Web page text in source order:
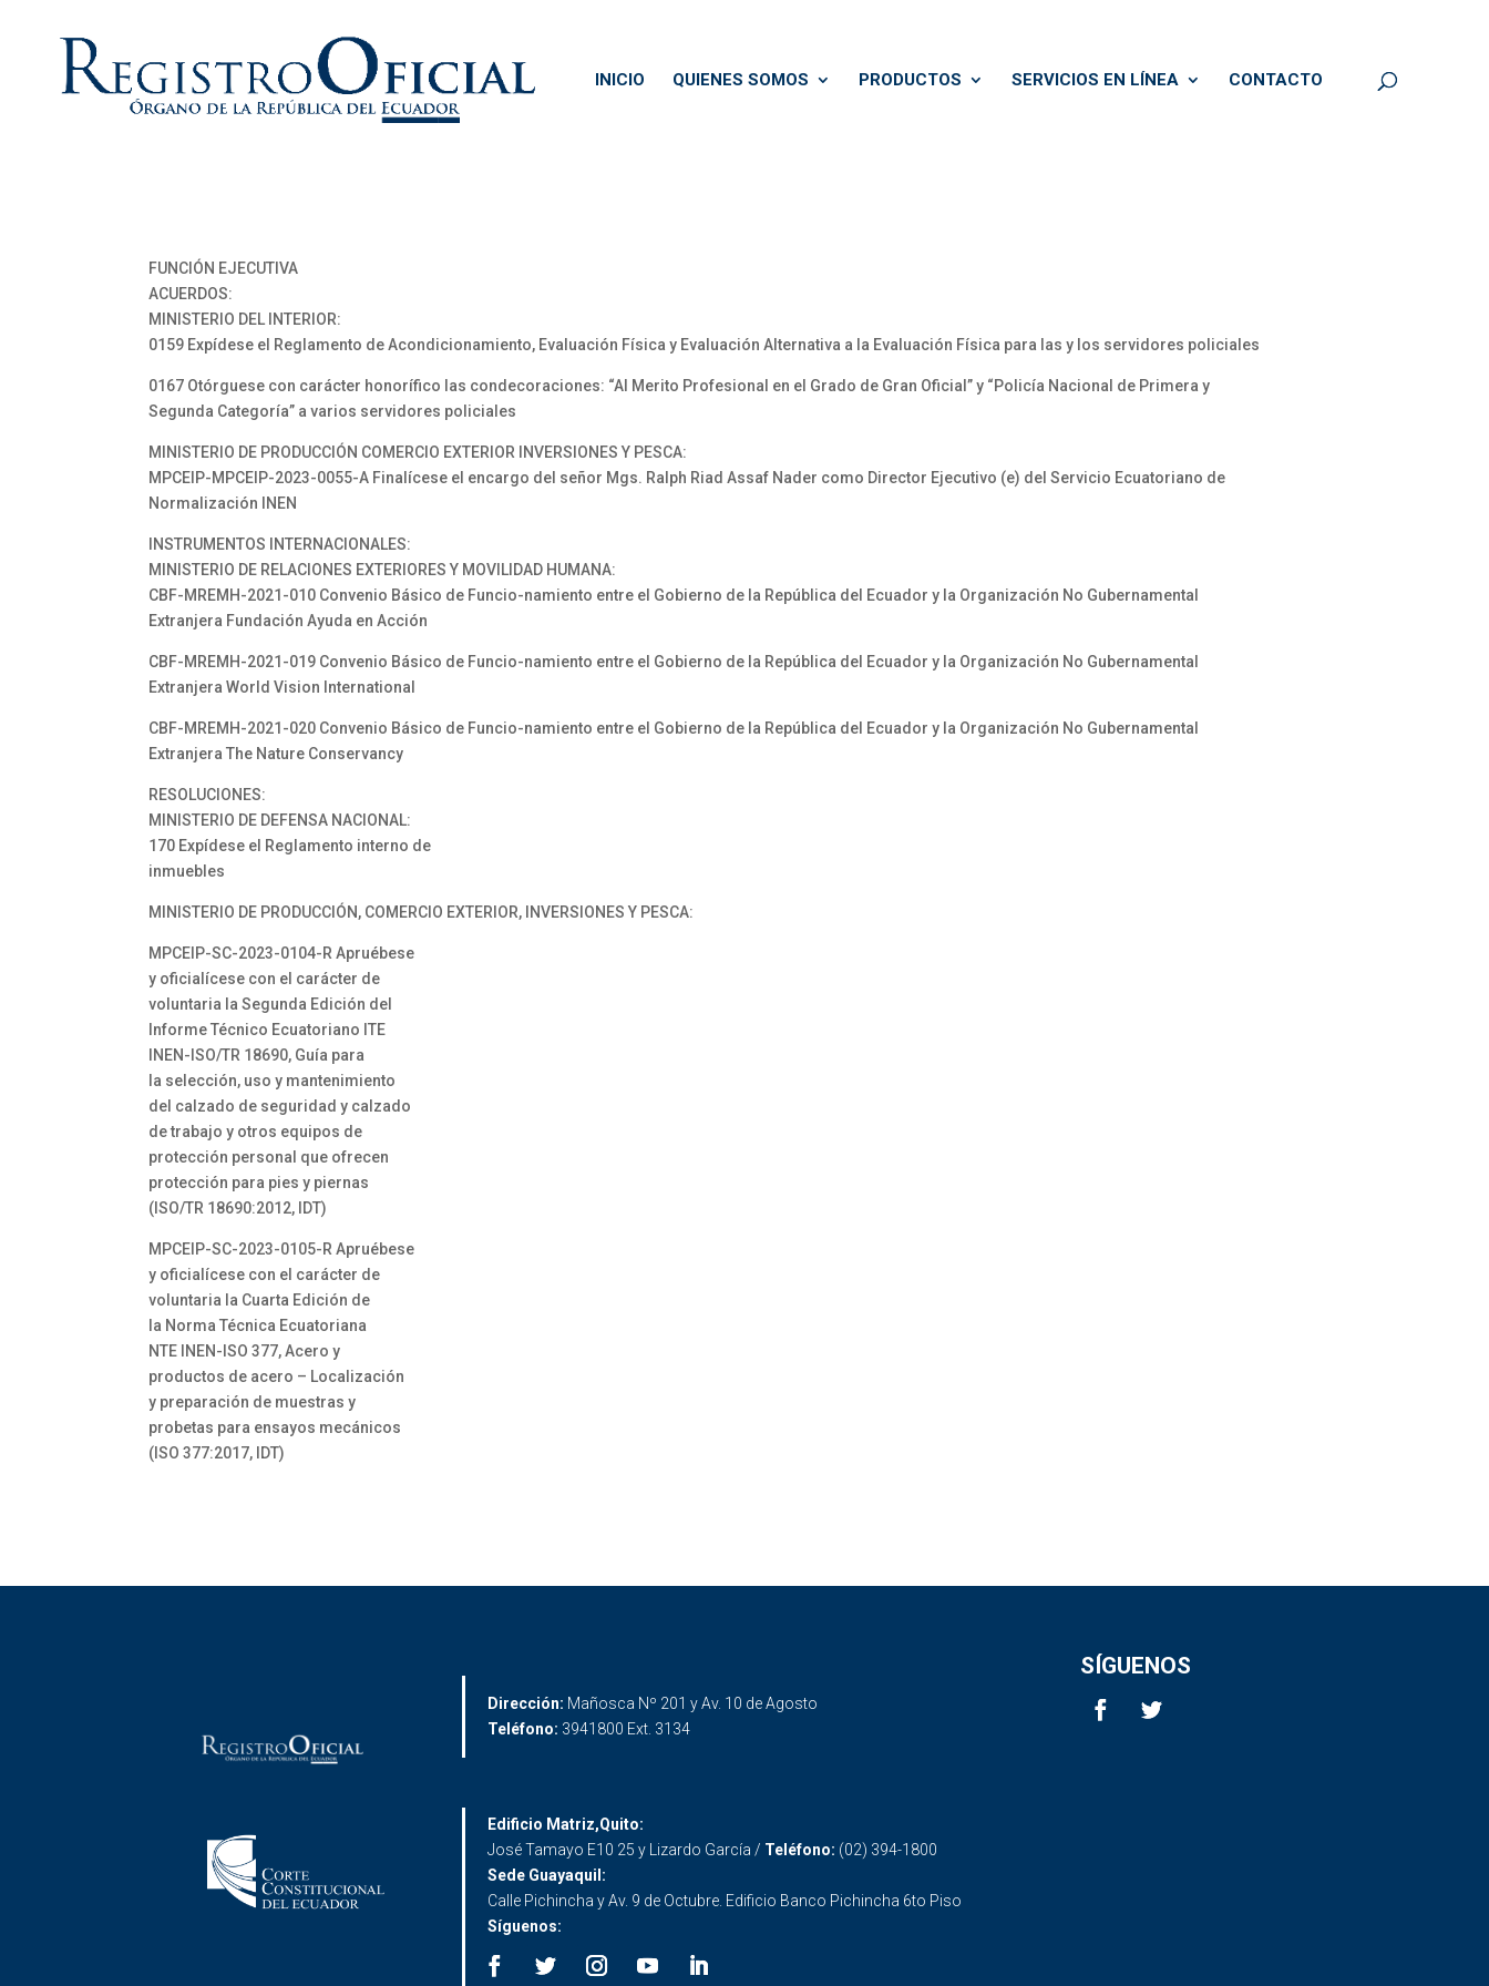
INICIO QUIENES SOMOS PRODUCTOS SERVICIOS EN LÍNEA CONTACTO
FUNCIÓN EJECUTIVA
ACUERDOS:
MINISTERIO DEL INTERIOR:
0159 Expídese el Reglamento de Acondicionamiento, Evaluación Física y Evaluación Alternativa a la Evaluación Física para las y los servidores policiales
0167 Otórguese con carácter honorífico las condecoraciones: “Al Merito Profesional en el Grado de Gran Oficial” y “Policía Nacional de Primera y
Segunda Categoría” a varios servidores policiales
MINISTERIO DE PRODUCCIÓN COMERCIO EXTERIOR INVERSIONES Y PESCA:
MPCEIP-MPCEIP-2023-0055-A Finalícese el encargo del señor Mgs. Ralph Riad Assaf Nader como Director Ejecutivo (e) del Servicio Ecuatoriano de
Normalización INEN
INSTRUMENTOS INTERNACIONALES:
MINISTERIO DE RELACIONES EXTERIORES Y MOVILIDAD HUMANA:
CBF-MREMH-2021-010 Convenio Básico de Funcio-namiento entre el Gobierno de la República del Ecuador y la Organización No Gubernamental
Extranjera Fundación Ayuda en Acción
CBF-MREMH-2021-019 Convenio Básico de Funcio-namiento entre el Gobierno de la República del Ecuador y la Organización No Gubernamental
Extranjera World Vision International
CBF-MREMH-2021-020 Convenio Básico de Funcio-namiento entre el Gobierno de la República del Ecuador y la Organización No Gubernamental
Extranjera The Nature Conservancy
RESOLUCIONES:
MINISTERIO DE DEFENSA NACIONAL:
170 Expídese el Reglamento interno de
inmuebles
MINISTERIO DE PRODUCCIÓN, COMERCIO EXTERIOR, INVERSIONES Y PESCA:
MPCEIP-SC-2023-0104-R Apruébese
y oficialícese con el carácter de
voluntaria la Segunda Edición del
Informe Técnico Ecuatoriano ITE
INEN-ISO/TR 18690, Guía para
la selección, uso y mantenimiento
del calzado de seguridad y calzado
de trabajo y otros equipos de
protección personal que ofrecen
protección para pies y piernas
(ISO/TR 18690:2012, IDT)
MPCEIP-SC-2023-0105-R Apruébese
y oficialícese con el carácter de
voluntaria la Cuarta Edición de
la Norma Técnica Ecuatoriana
NTE INEN-ISO 377, Acero y
productos de acero – Localización
y preparación de muestras y
probetas para ensayos mecánicos
(ISO 377:2017, IDT)
Dirección: Mañosca Nº 201 y Av. 10 de Agosto
Teléfono: 3941800 Ext. 3134
SÍGUENOS
Edificio Matriz,Quito:
José Tamayo E10 25 y Lizardo García / Teléfono: (02) 394-1800
Sede Guayaquil:
Calle Pichincha y Av. 9 de Octubre. Edificio Banco Pichincha 6to Piso
Síguenos: